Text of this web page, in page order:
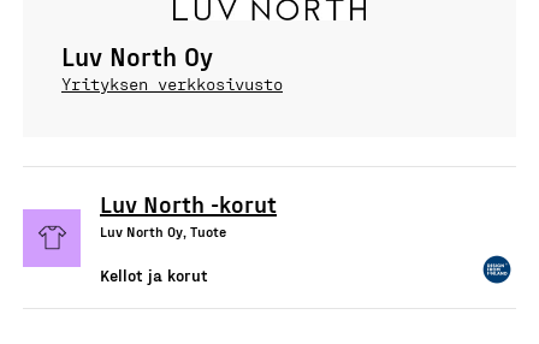
Luv North Oy
Yrityksen verkkosivusto
Luv North -korut
Luv North Oy, Tuote
Kellot ja korut